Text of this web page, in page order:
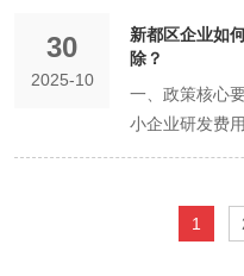
楼）本身具备
件。 地址的产
多家企业共同
之间不应存在
联系： 向市场
请移出异常名
销，可以提前
新都区实操填
媒体营销公司
系统中选择“商
发布”等相关
搜索并添加“市
独资企业 核心
任），易于发
手续简单 核心
（双重征税）
场景 计划规模
多数创业者。
由一人经营且
贴）、进行智
贴）、发展工
对电商直播销
奖励。 家居制
规模的企业给
动化分拣、智
势： 权责清晰
分红等在持股
公司的稳定。
险不会直接穿
制权： 便于实
采用何种方案
企业类型限制
场所的企业，
营的网店。
划等以人力和
容美发、培训
可能对周边环
上，导致主业
写得过窄，导
超范围经营面
某些专项资质
主营业务，兼
四、公司名称
公司信誉。 融
在申请贷款、
证明其业务的
混乱或不匹配
业务也包含进
使用规范用语
（“黑名单”）
人、负责人。
市场监管部门
举报，核实企
经营异常名录
破公司面纱”）
监督者 职责：
高管执行公司
召开临时股东
董事、高管侵
高级管理人员
托人 范围：
标准注销流程
算组： 股东会
发布注销公告
30
2025-10
新都区企业如
除？​
一、政策核心
小企业研发费
其他企业为
应纳税所得额
元，还可以再
1